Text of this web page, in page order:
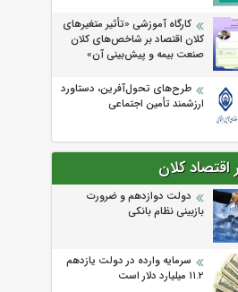
كارگاه آموزشی «تأثیر متغیرهای
كلان اقتصاد بر شاخص‌های كلان
صنعت بیمه و پیش‌بینی آن»
طرح‌های تحول‌آفرین، دستاورد
ارزشمند تأمین اجتماعی
اقتصاد کلان
دولت دوازدهم و ضرورت
بازبینی نظام بانکی
سرمایه وارده در دولت یازدهم
۱۱.۲ میلیارد دلار است